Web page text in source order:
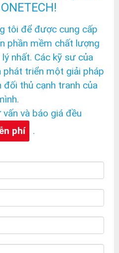
tôi để được cung cấp
phần mềm chất lượng
nhất. Các kỹ sư của
phát triển một giải pháp
thủ cạnh tranh của
và báo giá đều
phí
.